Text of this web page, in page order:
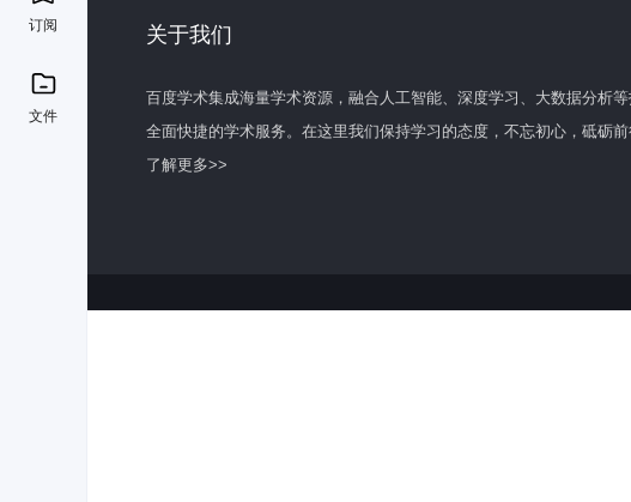
订阅
文件
关于我们
百度学术集成海量学术资源，融合人工智能、深度学习、大数据分析
全面快捷的学术服务。在这里我们保持学习的态度，不忘初心，砥砺前
了解更多>>